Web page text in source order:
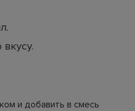
и добавить в смесь